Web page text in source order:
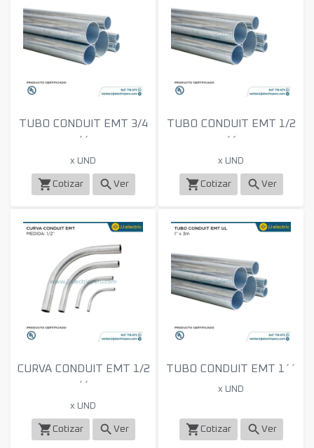
TUBO CONDUIT EMT 3/4
´´
x UND
shopping_cart Cotizar search Ver
TUBO CONDUIT EMT 1/2
´´
x UND
shopping_cart Cotizar search Ver
CURVA CONDUIT EMT 1/2
´´
x UND
shopping_cart Cotizar search Ver
TUBO CONDUIT EMT 1´´
x UND
shopping_cart Cotizar search Ver